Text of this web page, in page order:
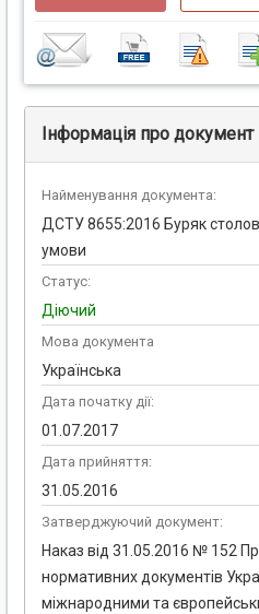
Інформація про документ
Найменування документа:
ДСТУ 8655:2016 Буряк
умови
Статус:
Діючий
Мова документа
Українська
Дата початку дії:
01.07.2017
Дата прийняття:
31.05.2016
Затверджуючий документ:
Наказ від 31.05.2016 № 152
нормативних документів
міжнародними та